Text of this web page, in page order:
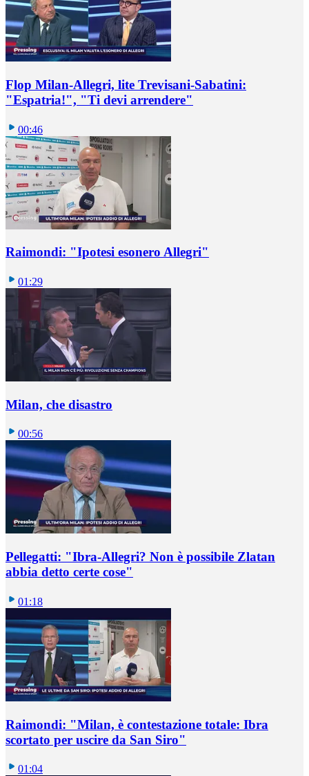
Flop Milan-Allegri, lite Trevisani-Sabatini:
"Espatria!", "Ti devi arrendere"
00:46
Raimondi: "Ipotesi esonero Allegri"
01:29
Milan, che disastro
00:56
Pellegatti: "Ibra-Allegri? Non è possibile Zlatan
abbia detto certe cose"
01:18
Raimondi: "Milan, è contestazione totale: Ibra
scortato per uscire da San Siro"
01:04